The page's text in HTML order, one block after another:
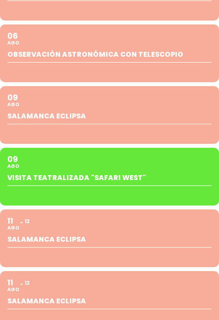
06
AGO
OBSERVACIÓN ASTRONÓMICA CON TELESCOPIO
09
AGO
SALAMANCA ECLIPSA
09
AGO
VISITA TEATRALIZADA "SAFARI WEST"
11
AGO
12
SALAMANCA ECLIPSA
11
AGO
12
SALAMANCA ECLIPSA